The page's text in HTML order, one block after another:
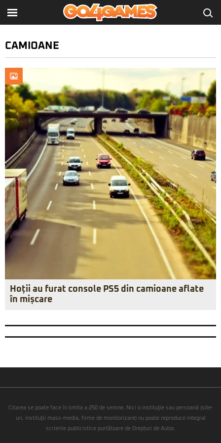
CAMIOANE
Hoții au furat console PS5 din camioane aflate
în mișcare
Citarea se poate face în limita a 250 de semne. Nici o instituţie sau persoană (site-
uri, instituţii mass-media, firme de monitorizare) nu poate reproduce integral
scrierile publicistice purtătoare de Drepturi de Autor.